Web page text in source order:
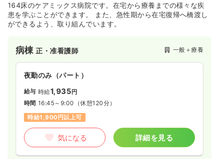
164床のケアミックス病院です。在宅から療養までの様々な疾
患を学ぶことができます。 また、急性期から在宅復帰へ橋渡し
ができるよう、取り組んでいます。
病棟正・准看護師 一般＋療養
夜勤のみ（パート）
給与 時給1,935円
時間 16:45～9:00 （休憩120分）
時給1,900円以上可
気になる 詳細を見る